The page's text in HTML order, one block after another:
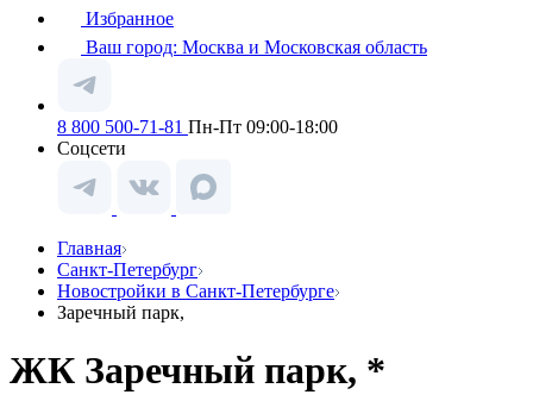
Избранное
Ваш город: Москва и Московская область
8 800 500-71-81 Пн-Пт 09:00-18:00
Соцсети
Главная
Санкт-Петербург
Новостройки в Санкт-Петербурге
Заречный парк,
ЖК Заречный парк, *